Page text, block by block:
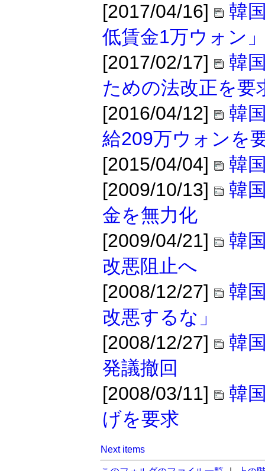
[2017/04/16]
韓
低賃金1万ウォン
[2017/02/17]
韓
ための法改正を要
[2016/04/12]
韓
給209万ウォンを
[2015/04/04]
韓
[2009/10/13]
韓
金を無力化
[2009/04/21]
韓
改悪阻止へ
[2008/12/27]
韓
改悪するな」
[2008/12/27]
韓
発議撤回
[2008/03/11]
韓
げを要求
Next items